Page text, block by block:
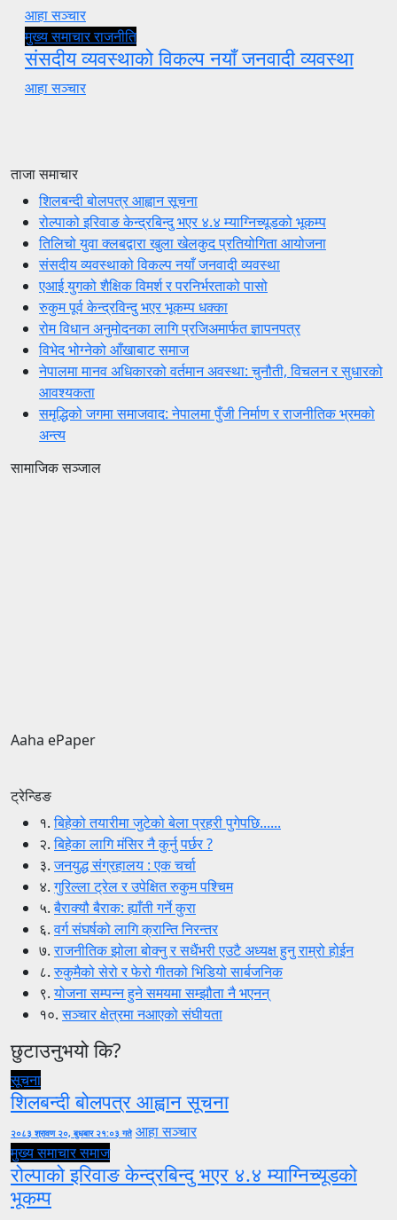
आहा सञ्चार
मुख्य समाचारराजनीति
संसदीय व्यवस्थाको विकल्प नयाँ जनवादी व्यवस्था
आहा सञ्चार
ताजा समाचार
शिलबन्दी बोलपत्र आह्वान सूचना
रोल्पाको इरिवाङ केन्द्रबिन्दु भएर ४.४ म्याग्निच्यूडको भूकम्प
तिलिचो युवा क्लबद्वारा खुला खेलकुद प्रतियोगिता आयोजना
संसदीय व्यवस्थाको विकल्प नयाँ जनवादी व्यवस्था
एआई युगको शैक्षिक विमर्श र परनिर्भरताको पासो
रुकुम पूर्व केन्द्रविन्दु भएर भूकम्प धक्का
रोम विधान अनुमोदनका लागि प्रजिअमार्फत ज्ञापनपत्र
विभेद भोग्नेको आँखाबाट समाज
नेपालमा मानव अधिकारको वर्तमान अवस्था: चुनौती, विचलन र सुधारको
आवश्यकता
समृद्धिको जगमा समाजवाद: नेपालमा पुँजी निर्माण र राजनीतिक भ्रमको
अन्त्य
सामाजिक सञ्जाल
Aaha ePaper
ट्रेन्डिङ
१.बिहेको तयारीमा जुटेको बेला प्रहरी पुगेपछि......
२.बिहेका लागि मंसिर नै कुर्नु पर्छर ?
३.जनयुद्ध संग्रहालय : एक चर्चा
४.गुरिल्ला ट्रेल र उपेक्षित रुकुम पश्चिम
५.बैराक्यौ बैराक: ह्याँती गर्ने कुरा
६.वर्ग संघर्षको लागि क्रान्ति निरन्तर
७.राजनीतिक झोला बोक्नु र सधैंभरी एउटै अध्यक्ष हुनु राम्रो होईन
८.रुकुमैको सेरो र फेरो गीतको भिडियो सार्बजनिक
९.योजना सम्पन्न हुने समयमा सम्झौता नै भएनन्
१०.सञ्चार क्षेत्रमा नआएको संघीयता
छुटाउनुभयो कि?
सूचना
शिलबन्दी बोलपत्र आह्वान सूचना
२०८३ श्रावण २०, बुधबार २१:०३ गते आहा सञ्चार
मुख्य समाचारसमाज
रोल्पाको इरिवाङ केन्द्रबिन्दु भएर ४.४ म्याग्निच्यूडको
भूकम्प